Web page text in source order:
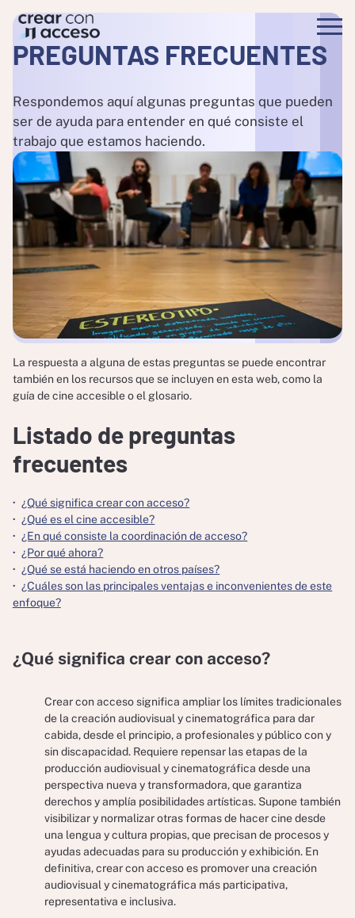
PREGUNTAS FRECUENTES
Respondemos aquí algunas preguntas que pueden
ser de ayuda para entender en qué consiste el
trabajo que estamos haciendo.
La respuesta a alguna de estas preguntas se puede encontrar
también en los recursos que se incluyen en esta web, como la
guía de cine accesible o el glosario.
Listado de preguntas
frecuentes
¿Qué significa crear con acceso?
¿Qué es el cine accesible?
¿En qué consiste la coordinación de acceso?
¿Por qué ahora?
¿Qué se está haciendo en otros países?
¿Cuáles son las principales ventajas e inconvenientes de este
enfoque?
¿Qué significa crear con acceso?
Crear con acceso significa ampliar los límites tradicionales
de la creación audiovisual y cinematográfica para dar
cabida, desde el principio, a profesionales y público con y
sin discapacidad. Requiere repensar las etapas de la
producción audiovisual y cinematográfica desde una
perspectiva nueva y transformadora, que garantiza
derechos y amplía posibilidades artísticas. Supone también
visibilizar y normalizar otras formas de hacer cine desde
una lengua y cultura propias, que precisan de procesos y
ayudas adecuadas para su producción y exhibición. En
definitiva, crear con acceso es promover una creación
audiovisual y cinematográfica más participativa,
representativa e inclusiva.